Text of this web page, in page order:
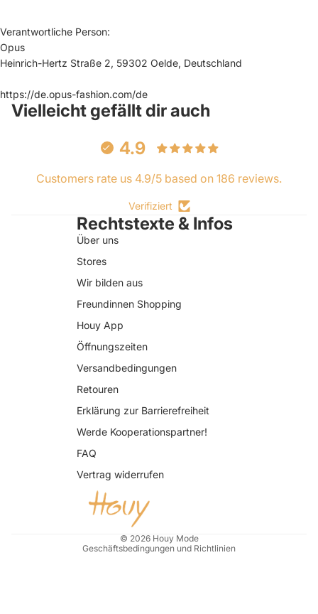
Verantwortliche Person:
Opus
Heinrich-Hertz Straße 2, 59302 Oelde, Deutschland
https://de.opus-fashion.com/de
Vielleicht gefällt dir auch
4.9
Customers rate us 4.9/5 based on 186 reviews.
Verifiziert
Rechtstexte & Infos
Über uns
Stores
Wir bilden aus
Freundinnen Shopping
Houy App
Öffnungszeiten
Versandbedingungen
Retouren
Erklärung zur Barrierefreiheit
Werde Kooperationspartner!
FAQ
Vertrag widerrufen
© 2026 Houy Mode
Geschäftsbedingungen und Richtlinien
Kontaktinformationen